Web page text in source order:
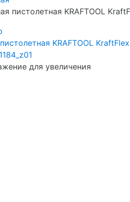
пистолетная KRAFTOOL
для увеличения